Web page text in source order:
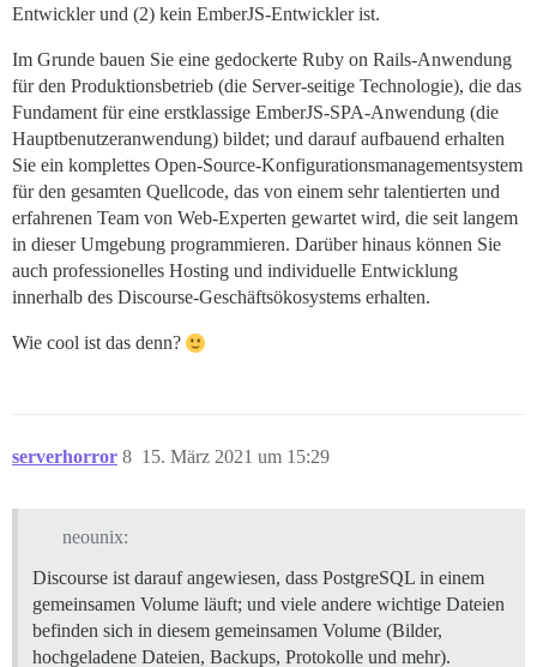
Entwickler und (2) kein EmberJS-Entwickler ist.
Im Grunde bauen Sie eine gedockerte Ruby on Rails-Anwendung
für den Produktionsbetrieb (die Server-seitige Technologie), die das
Fundament für eine erstklassige EmberJS-SPA-Anwendung (die
Hauptbenutzeranwendung) bildet; und darauf aufbauend erhalten
Sie ein komplettes Open-Source-Konfigurationsmanagementsystem
für den gesamten Quellcode, das von einem sehr talentierten und
erfahrenen Team von Web-Experten gewartet wird, die seit langem
in dieser Umgebung programmieren. Darüber hinaus können Sie
auch professionelles Hosting und individuelle Entwicklung
innerhalb des Discourse-Geschäftsökosystems erhalten.
Wie cool ist das denn?
serverhorror 15. März 2021 um 15:29
8
neounix:
Discourse ist darauf angewiesen, dass PostgreSQL in einem
gemeinsamen Volume läuft; und viele andere wichtige Dateien
befinden sich in diesem gemeinsamen Volume (Bilder,
hochgeladene Dateien, Backups, Protokolle und mehr).